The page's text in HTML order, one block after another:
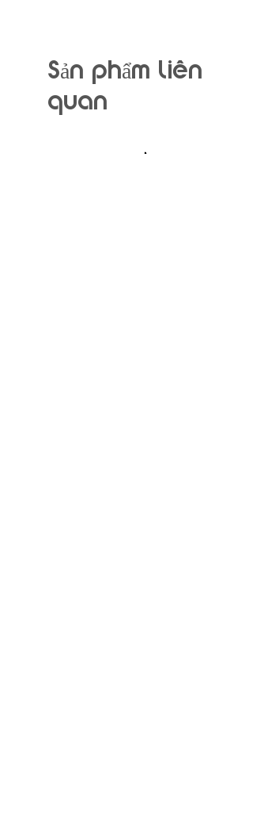
Sản phẩm liên
quan